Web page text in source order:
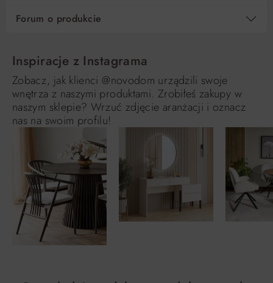
Forum o produkcie
Inspiracje z Instagrama
Zobacz, jak klienci @novodom urządzili swoje
wnętrza z naszymi produktami. Zrobiłeś zakupy w
naszym sklepie? Wrzuć zdjęcie aranżacji i oznacz
nas na swoim profilu!